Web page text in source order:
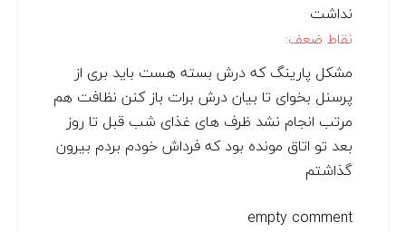
نداشت
نقاط ضعف:
مشکل پارینگ که درش بسته هست باید بری از
پرسنل بخوای تا بیان درش برات باز کنن نظافت هم
مرتب انجام نشد ظرف های غذای شب قبل تا روز
بعد تو اتاق مونده بود که فرداش خودم بردم بیرون
گذاشتم
empty comment